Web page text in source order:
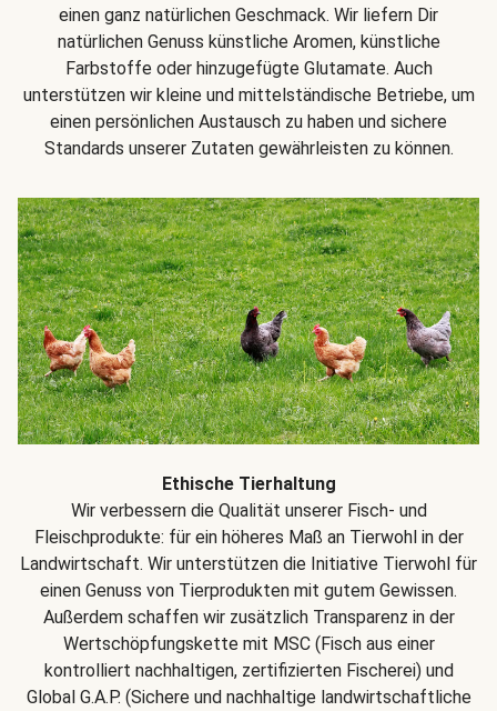
einen ganz natürlichen Geschmack. Wir liefern Dir
natürlichen Genuss künstliche Aromen, künstliche
Farbstoffe oder hinzugefügte Glutamate. Auch
unterstützen wir kleine und mittelständische Betriebe, um
einen persönlichen Austausch zu haben und sichere
Standards unserer Zutaten gewährleisten zu können.
Ethische Tierhaltung
Wir verbessern die Qualität unserer Fisch- und
Fleischprodukte: für ein höheres Maß an Tierwohl in der
Landwirtschaft. Wir unterstützen die Initiative Tierwohl für
einen Genuss von Tierprodukten mit gutem Gewissen.
Außerdem schaffen wir zusätzlich Transparenz in der
Wertschöpfungskette mit MSC (Fisch aus einer
kontrolliert nachhaltigen, zertifizierten Fischerei) und
Global G.A.P. (Sichere und nachhaltige landwirtschaftliche